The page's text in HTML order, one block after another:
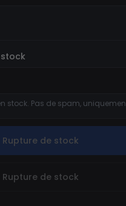
stock. Pas de spam,
Rupture de stock
Rupture de stock